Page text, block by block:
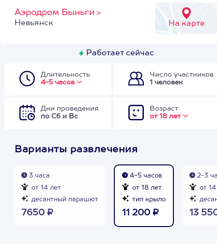
Аэродром Быньги >
На карте
Невьянск
Работает сейчас
Длительность
4-5 часов
Число участников
1 человек
Дни проведения
по Сб и Вс
Возраст
от 18 лет
Варианты развлечения
3 часа
от 14 лет
десантный парашют
7650 ₽
4-5 часов
от 18 лет
тип крыло
11 200 ₽
2-3
от
13